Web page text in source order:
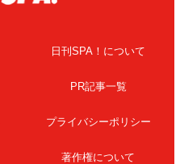
日刊SPA！について
PR記事一覧
プライバシーポリシー
著作権について